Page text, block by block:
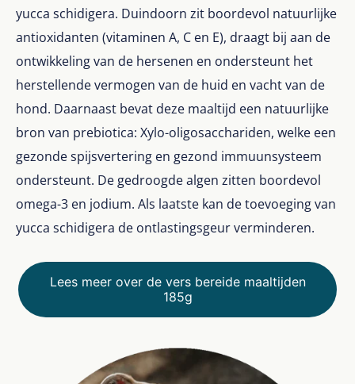
yucca schidigera. Duindoorn zit boordevol natuurlijke
antioxidanten (vitaminen A, C en E), draagt bij aan de
ontwikkeling van de hersenen en ondersteunt het
herstellende vermogen van de huid en vacht van de
hond. Daarnaast bevat deze maaltijd een natuurlijke
bron van prebiotica: Xylo-oligosacchariden, welke een
gezonde spijsvertering en gezond immuunsysteem
ondersteunt. De gedroogde algen zitten boordevol
omega-3 en jodium. Als laatste kan de toevoeging van
yucca schidigera de ontlastingsgeur verminderen.
Lees meer over de vers bereide maaltijden
185g